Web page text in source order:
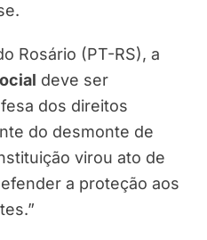
Rosário (PT-RS), a
deve ser
dos direitos
do desmonte de
virou ato de
a proteção aos